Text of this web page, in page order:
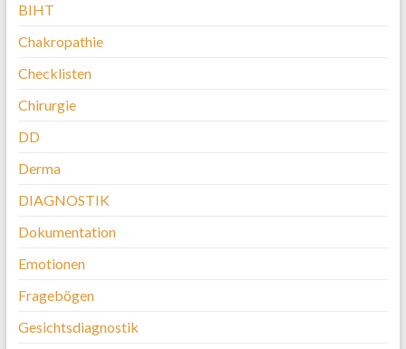
BIHT
Chakropathie
Checklisten
Chirurgie
DD
Derma
DIAGNOSTIK
Dokumentation
Emotionen
Fragebögen
Gesichtsdiagnostik